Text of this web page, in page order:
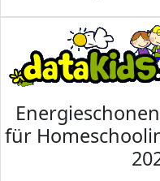
für